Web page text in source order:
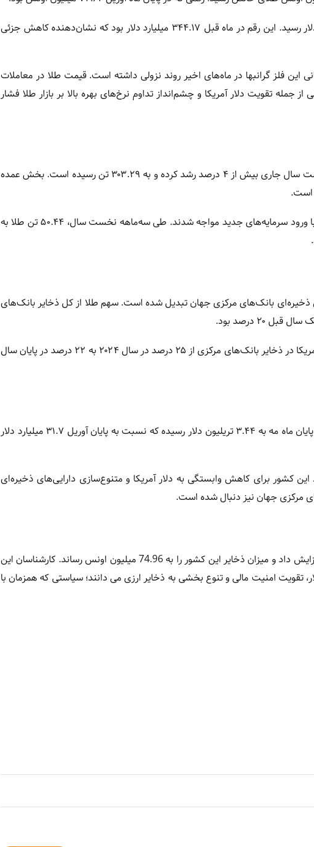
ارزش ذخایر طلای دولتی چین در پایان ماه مه به ۳۴۰.۷۵ میلیارد دلار رسید. این رقم در ماه قبل ۳۴۴.۱۷ میلیارد دلار بود که نشان‌دهنده کاهش جزئی
فلز گرانبها در ماه‌های اخیر روند نزولی داشته است. قیمت طلا در معاملات
تقویت دلار آمریکا و چشم‌انداز تداوم نرخ‌های بهره بالا بر بازار طلا فشار
خبرگزاری شینهوا گزارش داد مصرف طلا در چین طی سه‌ماهه نخست سال جاری بیش از ۴ درصد رشد کرده و به ۳۰۳.۲۹ تن رسیده است. بخش عمده
است.
در همین مدت، صندوق‌های سرمایه‌گذاری مبتنی بر طلا (ETF) نیز با ورود سرمایه‌های جدید مواجه شدند. طی سه‌ماهه نخست سال، ۵۰.۴۴ تن طلا به
ذخیره‌ای بانک‌های مرکزی جهان تبدیل شده است. سهم طلا از کل ذخایر بانک‌های
و اوراق خزانه‌داری آمریکا در ذخایر بانک‌های مرکزی از ۲۵ درصد در سال ۲۰۲۴ به ۲۲ درصد در پایان سال
آمارهای رسمی همچنین نشان می‌دهد مجموع ذخایر ارزی چین در پایان ماه مه به ۳.۴۴ تریلیون دلار رسیده که نسبت به پایان آوریل ۳۱.۷ میلیارد دلار
کشور برای کاهش وابستگی به دلار آمریکا و متنوع‌سازی دارایی‌های ذخیره‌ای
مرکزی جهان نیز دنبال شده است.
بانک مرکزی چین برای نوزدهمین ماه متوالی ذخایر طلای خود را افزایش داد و میزان ذخایر این کشور را به 74.96 میلیون اونس رساند. کارشناسان این
تقویت امنیت مالی و تنوع بخشی به ذخایر ارزی می دانند؛ سیاستی که همزمان با